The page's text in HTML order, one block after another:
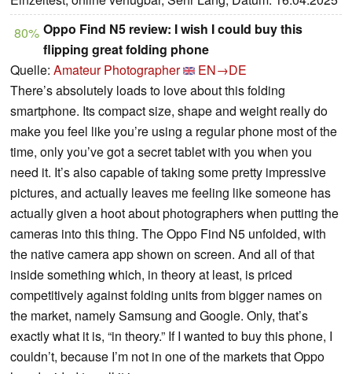
80% Oppo Find N5 review: I wish I could buy this
flipping great folding phone
Quelle: Amateur Photographer
EN→DE
There’s absolutely loads to love about this folding
smartphone. Its compact size, shape and weight really do
make you feel like you’re using a regular phone most of the
time, only you’ve got a secret tablet with you when you
need it. It’s also capable of taking some pretty impressive
pictures, and actually leaves me feeling like someone has
actually given a hoot about photographers when putting the
cameras into this thing. The Oppo Find N5 unfolded, with
the native camera app shown on screen. And all of that
inside something which, in theory at least, is priced
competitively against folding units from bigger names on
the market, namely Samsung and Google. Only, that’s
exactly what it is, “in theory.” If I wanted to buy this phone, I
couldn’t, because I’m not in one of the markets that Oppo